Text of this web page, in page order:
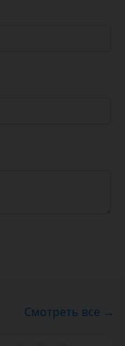
Смотреть все →